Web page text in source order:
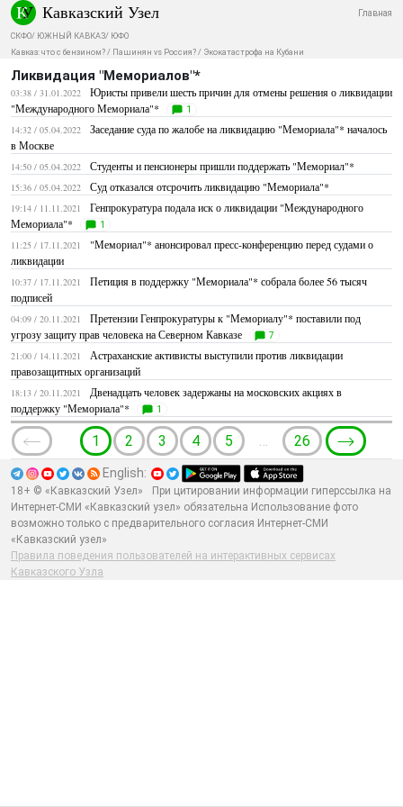
Кавказский Узел Главная
СКФО/ ЮЖНЫЙ КАВКАЗ/ ЮФО
Кавказ: что с бензином? / Пашинян vs Россия? / Экокатастрофа на Кубани
Ликвидация "Мемориалов"*
03:38 / 31.01.2022
Юристы привели шесть причин для отмены решения о ликвидации
"Международного Мемориала"*
1
14:32 / 05.04.2022
Заседание суда по жалобе на ликвидацию "Мемориала"* началось
в Москве
14:50 / 05.04.2022 Студенты и пенсионеры пришли поддержать "Мемориал"*
15:36 / 05.04.2022 Суд отказался отсрочить ликвидацию "Мемориала"*
19:14 / 11.11.2021
Генпрокуратура подала иск о ликвидации "Международного
Мемориала"*
1
11:25 / 17.11.2021
"Мемориал"* анонсировал пресс-конференцию перед судами о
ликвидации
10:37 / 17.11.2021
Петиция в поддержку "Мемориала"* собрала более 56 тысяч
подписей
04:09 / 20.11.2021
Претензии Генпрокуратуры к "Мемориалу"* поставили под
угрозу защиту прав человека на Северном Кавказе
7
21:00 / 14.11.2021
Астраханские активисты выступили против ликвидации
правозащитных организаций
18:13 / 20.11.2021
Двенадцать человек задержаны на московских акциях в
поддержку "Мемориала"*
1
1 2 3 4 5 … 26
English:
18+ © «Кавказский Узел»
При цитировании информации гиперссылка на
Интернет-СМИ «Кавказский узел» обязательна Использование фото
возможно только с предварительного согласия Интернет-СМИ
«Кавказский узел»
Правила поведения пользователей на интерактивных сервисах
Кавказского Узла